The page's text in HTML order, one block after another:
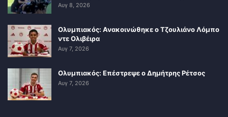
Αυγ 8, 2026
Ολυμπιακός: Ανακοινώθηκε ο Τζουλιάνο Λόμπο
ντε Ολιβέιρα
Αυγ 7, 2026
Ολυμπιακός: Επέστρεψε ο Δημήτρης Ρέτσος
Αυγ 7, 2026